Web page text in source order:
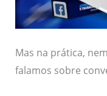
Mas na prática,
falamos sobre